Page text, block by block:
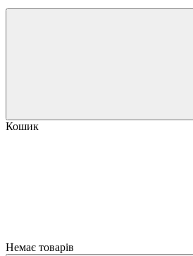
Кошик
Немає товарів